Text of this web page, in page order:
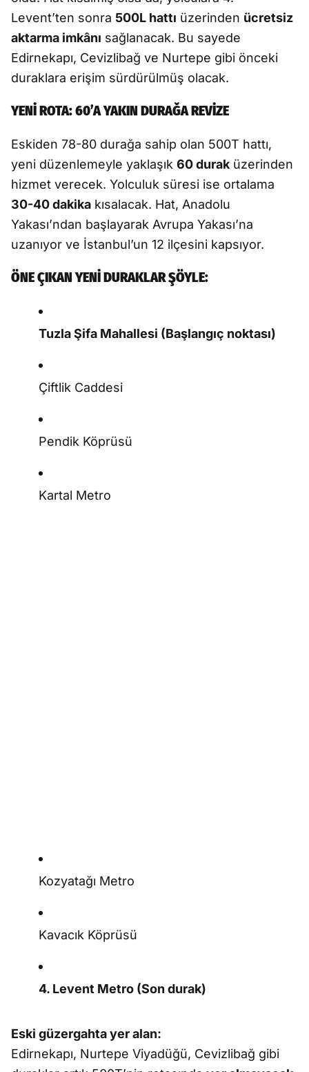
Levent’ten sonra 500L hattı üzerinden ücretsiz
aktarma imkânı sağlanacak. Bu sayede
Edirnekapı, Cevizlibağ ve Nurtepe gibi önceki
duraklara erişim sürdürülmüş olacak.
YENİ ROTA: 60’A YAKIN DURAĞA REVİZE
Eskiden 78-80 durağa sahip olan 500T hattı,
yeni düzenlemeyle yaklaşık 60 durak üzerinden
hizmet verecek. Yolculuk süresi ise ortalama
30-40 dakika kısalacak. Hat, Anadolu
Yakası’ndan başlayarak Avrupa Yakası’na
uzanıyor ve İstanbul’un 12 ilçesini kapsıyor.
ÖNE ÇIKAN YENİ DURAKLAR ŞÖYLE:
Tuzla Şifa Mahallesi (Başlangıç noktası)
Çiftlik Caddesi
Pendik Köprüsü
Kartal Metro
Kozyatağı Metro
Kavacık Köprüsü
4. Levent Metro (Son durak)
Eski güzergahta yer alan:
Edirnekapı, Nurtepe Viyadüğü, Cevizlibağ gibi